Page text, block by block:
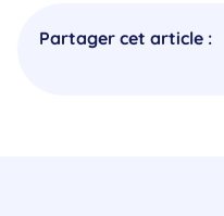
Partager cet article :